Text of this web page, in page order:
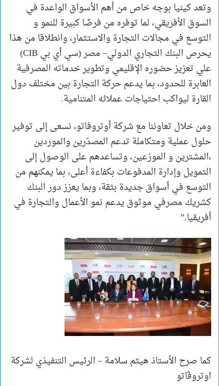
وتعد كينيا بوجه خاص من أهم الأسواق الواعدة في
السوق الأفريقي، لما توفره من فرصًا كبيرة للنمو و
التوسع في مجالات التجارة والاستثمار، وانطلاقا من هذا
يحرص البنك التجاري الدولي– مصر (سي أي بي CIB)
علي تعزيز حضوره الإقليمي وتطوير خدماته المصرفية
العابرة للحدود، بما يدعم حركة التجارة بين مختلف دول
القارة ليواكب احتياجات عملائه المتنامية.
ومن خلال تعاوننا مع شركة أوتروفاتو، نسعى إلى توفير
حلول عملية ومتكاملة تدعم المصدّرين والموردين
،المشترين و الموزعين، وتساعدهم على الوصول إلى
التمويل وإدارة المدفوعات بكفاءة أعلى، بما يمكنهم من
التوسع في أسواق جديدة بثقة، وبما يعزز دور البنك
كشريك مصرفي موثوق يدعم نمو الأعمال والتجارة في
أفريقيا.”
كما صرح الأستاذ هيثم سلامة – الرئيس التنفيذي لشركة
اوتروڤاتو